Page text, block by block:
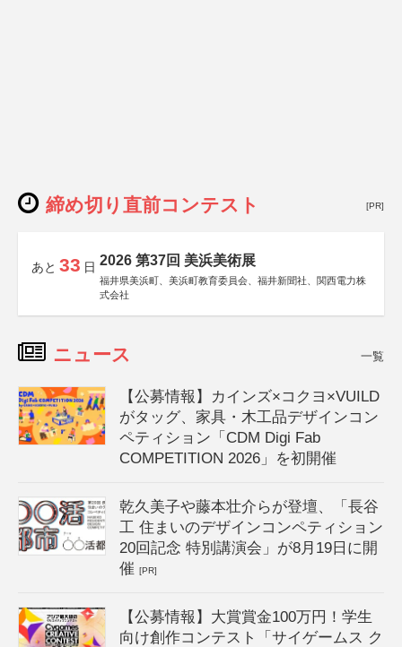
締め切り直前コンテスト [PR]
あと 33 日 2026 第37回 美浜美術展
福井県美浜町、美浜町教育委員会、福井新聞社、関西電力株
式会社
ニュース 一覧
【公募情報】カインズ×コクヨ×VUILD
がタッグ、家具・木工品デザインコン
ペティション「CDM Digi Fab
COMPETITION 2026」を初開催
乾久美子や藤本壮介らが登壇、「長谷
工 住まいのデザインコンペティション
20回記念 特別講演会」が8月19日に開
催[PR]
【公募情報】大賞賞金100万円！学生
向け創作コンテスト「サイゲームス ク